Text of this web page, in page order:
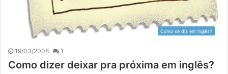
Como se diz em inglês?
19/03/2008 1
Como dizer deixar pra próxima em inglês?